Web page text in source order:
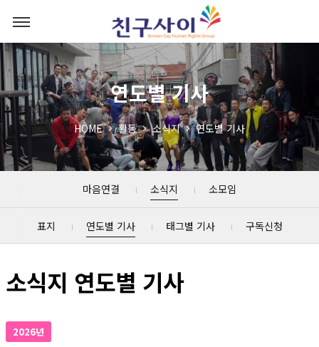
연도별 기사
HOME 활동 소식지 연도별 기사
마음연결 소식지 소모임
표지 연도별 기사 태그별 기사 구독신청
소식지 연도별 기사
2026년